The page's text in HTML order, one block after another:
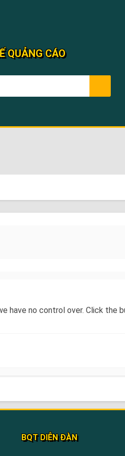
QUẢNG CÁO
have no control over. Click
BQT DIỄN ĐÀN